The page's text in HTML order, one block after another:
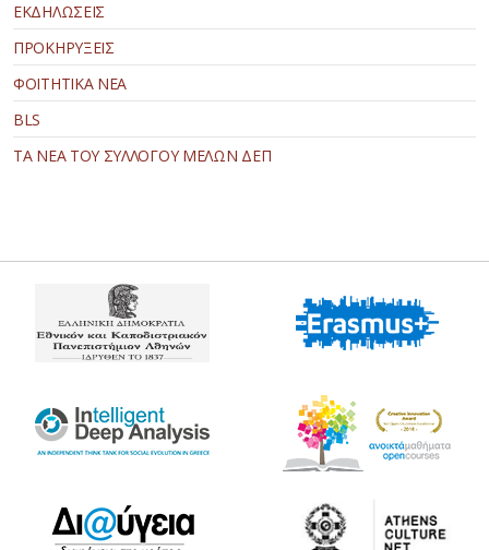
ΕΚΔΗΛΩΣΕΙΣ
ΠΡΟΚΗΡΥΞΕΙΣ
ΦΟΙΤΗΤΙΚΑ ΝΕΑ
BLS
ΤΑ ΝΕΑ ΤΟΥ ΣΥΛΛΟΓΟΥ ΜΕΛΩΝ ΔΕΠ